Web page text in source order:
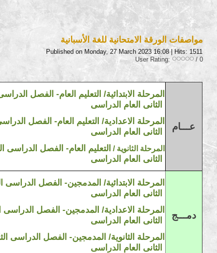
مواصفات الورقة الامتحانية للغة الأسبانية
Published on Monday, 27 March 2023 16:08| Hits: 1511
User Rating:
/ 0
عـــام
المرحلة الابتدائية/ التعليم العام- الفصل
الثانى العام الدراسى
2023/2022 المرحلة الاعدادية/ التعليم العام- الفصل
الثانى العام
2023/2022 المرحلة الثانوية / التعليم العام- الفصل الدراسى
الثانى العام الدراسى
دمـــج
المرحلة الابتدائية/ المدمجين- الفصل الدراسى
الثانى العام الدراسى
المرحلة الاعدادية/ المدمجين- الفصل الدراسى
الثانى العام الدراسى
المرحلة الثانوية/ المدمجين- الفصل الدراسى
الثانى العام